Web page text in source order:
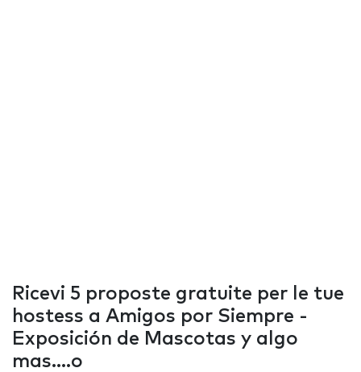
Ricevi 5 proposte gratuite per le tue
hostess a Amigos por Siempre -
Exposición de Mascotas y algo
mas....o